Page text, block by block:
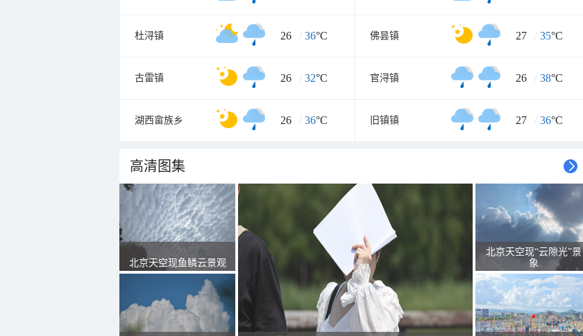
杜浔镇 26 / 36°C 佛昙镇 27 / 35°C
古雷镇 26 / 32°C 官浔镇 26 / 38°C
湖西畲族乡 26 / 36°C 旧镇镇 27 / 36°C
高清图集
北京天空现鱼鳞云景观
北京天空现“云隙光”景
象